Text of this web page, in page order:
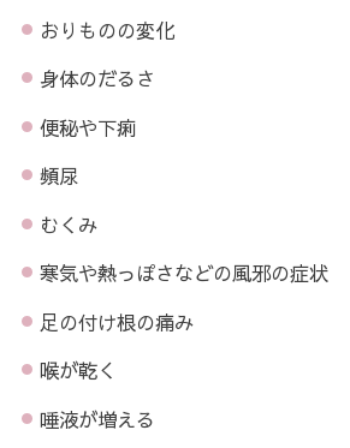
おりものの変化
身体のだるさ
便秘や下痢
頻尿
むくみ
寒気や熱っぽさなどの風邪の症状
足の付け根の痛み
喉が乾く
唾液が増える